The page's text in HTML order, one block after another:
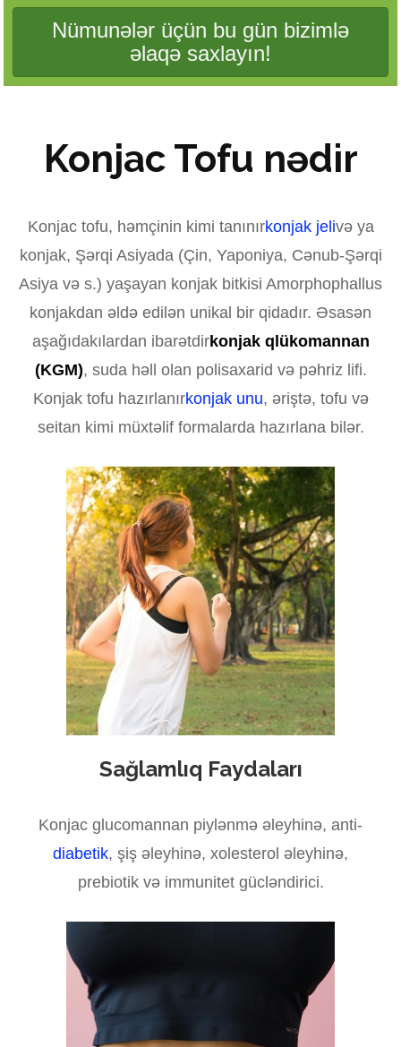
Nümunələr üçün bu gün bizimlə
əlaqə saxlayın!
Konjac Tofu nədir
Konjac tofu, həmçinin kimi tanınırkonjak jelivə ya
konjak, Şərqi Asiyada (Çin, Yaponiya, Cənub-Şərqi
Asiya və s.) yaşayan konjak bitkisi Amorphophallus
konjakdan əldə edilən unikal bir qidadır. Əsasən
aşağıdakılardan ibarətdirkonjak qlükomannan
(KGM), suda həll olan polisaxarid və pəhriz lifi.
Konjak tofu hazırlanırkonjak unu, əriştə, tofu və
seitan kimi müxtəlif formalarda hazırlana bilər.
Sağlamlıq Faydaları
Konjac glucomannan piylənmə əleyhinə, anti-
diabetik, şiş əleyhinə, xolesterol əleyhinə,
prebiotik və immunitet gücləndirici.